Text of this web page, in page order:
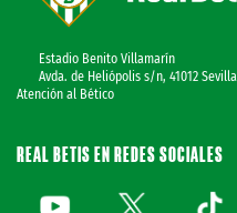
Estadio Benito Villamarín
Avda. de Heliópolis s/n, 41012 Sevilla
Atención al Bético
REAL BETIS EN REDES SOCIALES